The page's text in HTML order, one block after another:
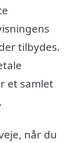
tilbydes.
et samlet
når du